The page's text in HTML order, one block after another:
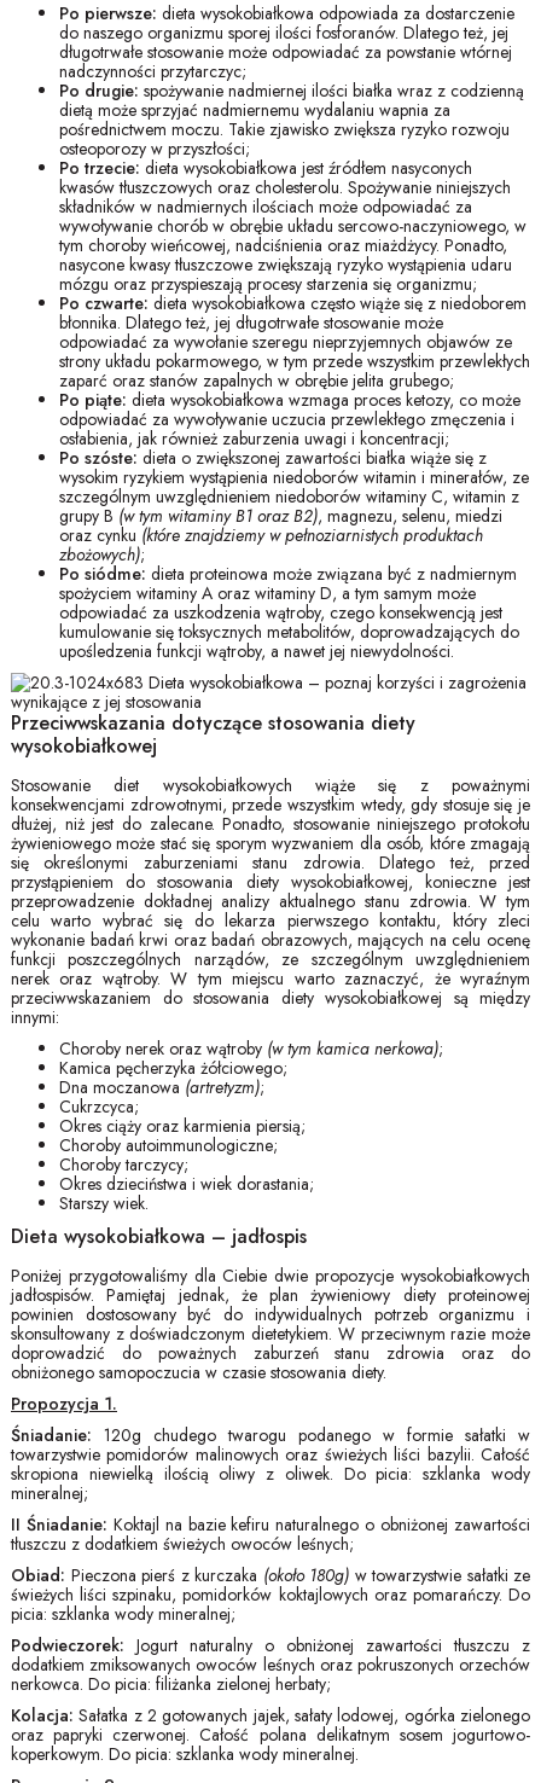
Po pierwsze: dieta wysokobiałkowa odpowiada za dostarczenie
do naszego organizmu sporej ilości fosforanów. Dlatego też, jej
długotrwałe stosowanie może odpowiadać za powstanie wtórnej
nadczynności przytarczyc;
Po drugie: spożywanie nadmiernej ilości białka wraz z codzienną
dietą może sprzyjać nadmiernemu wydalaniu wapnia za
pośrednictwem moczu. Takie zjawisko zwiększa ryzyko rozwoju
osteoporozy w przyszłości;
Po trzecie: dieta wysokobiałkowa jest źródłem nasyconych
kwasów tłuszczowych oraz cholesterolu. Spożywanie niniejszych
składników w nadmiernych ilościach może odpowiadać za
wywoływanie chorób w obrębie układu sercowo-naczyniowego, w
tym choroby wieńcowej, nadciśnienia oraz miażdżycy. Ponadto,
nasycone kwasy tłuszczowe zwiększają ryzyko wystąpienia udaru
mózgu oraz przyspieszają procesy starzenia się organizmu;
Po czwarte: dieta wysokobiałkowa często wiąże się z niedoborem
błonnika. Dlatego też, jej długotrwałe stosowanie może
odpowiadać za wywołanie szeregu nieprzyjemnych objawów ze
strony układu pokarmowego, w tym przede wszystkim przewlekłych
zaparć oraz stanów zapalnych w obrębie jelita grubego;
Po piąte: dieta wysokobiałkowa wzmaga proces ketozy, co może
odpowiadać za wywoływanie uczucia przewlekłego zmęczenia i
osłabienia, jak również zaburzenia uwagi i koncentracji;
Po szóste: dieta o zwiększonej zawartości białka wiąże się z
wysokim ryzykiem wystąpienia niedoborów witamin i minerałów, ze
szczególnym uwzględnieniem niedoborów witaminy C, witamin z
grupy B (w tym witaminy B1 oraz B2), magnezu, selenu, miedzi
oraz cynku (które znajdziemy w pełnoziarnistych produktach
zbożowych);
Po siódme: dieta proteinowa może związana być z nadmiernym
spożyciem witaminy A oraz witaminy D, a tym samym może
odpowiadać za uszkodzenia wątroby, czego konsekwencją jest
kumulowanie się toksycznych metabolitów, doprowadzających do
upośledzenia funkcji wątroby, a nawet jej niewydolności.
Przeciwwskazania dotyczące stosowania diety
wysokobiałkowej
Stosowanie diet wysokobiałkowych wiąże się z poważnymi
konsekwencjami zdrowotnymi, przede wszystkim wtedy, gdy stosuje się je
dłużej, niż jest do zalecane. Ponadto, stosowanie niniejszego protokołu
żywieniowego może stać się sporym wyzwaniem dla osób, które zmagają
się określonymi zaburzeniami stanu zdrowia. Dlatego też, przed
przystąpieniem do stosowania diety wysokobiałkowej, konieczne jest
przeprowadzenie dokładnej analizy aktualnego stanu zdrowia. W tym
celu warto wybrać się do lekarza pierwszego kontaktu, który zleci
wykonanie badań krwi oraz badań obrazowych, mających na celu ocenę
funkcji poszczególnych narządów, ze szczególnym uwzględnieniem
nerek oraz wątroby. W tym miejscu warto zaznaczyć, że wyraźnym
przeciwwskazaniem do stosowania diety wysokobiałkowej są między
innymi:
Choroby nerek oraz wątroby (w tym kamica nerkowa);
Kamica pęcherzyka żółciowego;
Dna moczanowa (artretyzm);
Cukrzcyca;
Okres ciąży oraz karmienia piersią;
Choroby autoimmunologiczne;
Choroby tarczycy;
Okres dzieciństwa i wiek dorastania;
Starszy wiek.
Dieta wysokobiałkowa – jadłospis
Poniżej przygotowaliśmy dla Ciebie dwie propozycje wysokobiałkowych
jadłospisów. Pamiętaj jednak, że plan żywieniowy diety proteinowej
powinien dostosowany być do indywidualnych potrzeb organizmu i
skonsultowany z doświadczonym dietetykiem. W przeciwnym razie może
doprowadzić do poważnych zaburzeń stanu zdrowia oraz do
obniżonego samopoczucia w czasie stosowania diety.
Propozycja 1.
Śniadanie: 120g chudego twarogu podanego w formie sałatki w
towarzystwie pomidorów malinowych oraz świeżych liści bazylii. Całość
skropiona niewielką ilością oliwy z oliwek. Do picia: szklanka wody
mineralnej;
II Śniadanie: Koktajl na bazie kefiru naturalnego o obniżonej zawartości
tłuszczu z dodatkiem świeżych owoców leśnych;
Obiad: Pieczona pierś z kurczaka (około 180g) w towarzystwie sałatki ze
świeżych liści szpinaku, pomidorków koktajlowych oraz pomarańczy. Do
picia: szklanka wody mineralnej;
Podwieczorek: Jogurt naturalny o obniżonej zawartości tłuszczu z
dodatkiem zmiksowanych owoców leśnych oraz pokruszonych orzechów
nerkowca. Do picia: filiżanka zielonej herbaty;
Kolacja: Sałatka z 2 gotowanych jajek, sałaty lodowej, ogórka zielonego
oraz papryki czerwonej. Całość polana delikatnym sosem jogurtowo-
koperkowym. Do picia: szklanka wody mineralnej.